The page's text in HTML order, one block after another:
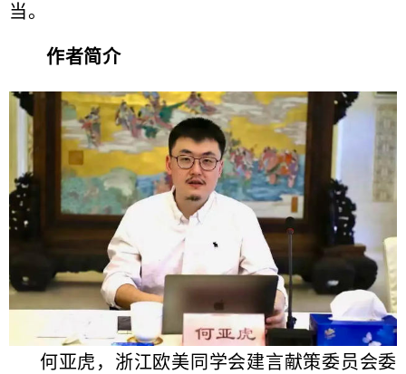
当。
作者简介
何亚虎，浙江欧美同学会建言献策委员会委